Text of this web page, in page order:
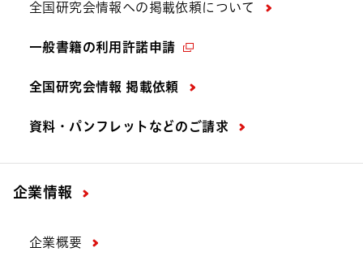
全国研究会情報への掲載依頼について
一般書籍の利用許諾申請
全国研究会情報 掲載依頼
資料・パンフレットなどの ご請求
企業情報
企業概要